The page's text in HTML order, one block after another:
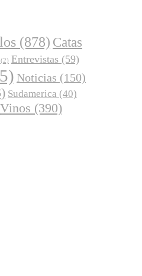
(878) Catas
(2) Entrevistas (59)
Noticias (150)
Sudamerica (40)
Vinos (390)